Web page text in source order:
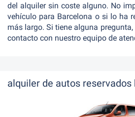
del alquiler sin coste alguno. No
vehículo para Barcelona o si lo ha
más largo. Si tiene alguna pregunta,
contacto con nuestro equipo de
alquiler de autos reservados